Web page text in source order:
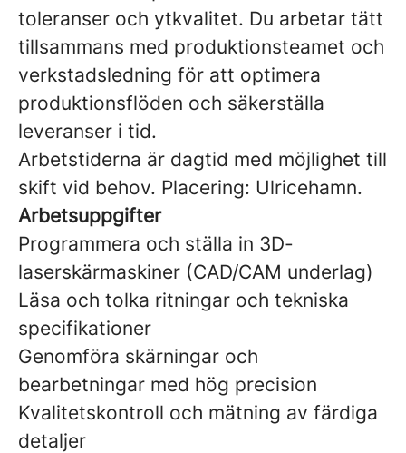
toleranser och ytkvalitet. Du arbetar tätt
tillsammans med produktionsteamet och
verkstadsledning för att optimera
produktionsflöden och säkerställa
leveranser i tid.
Arbetstiderna är dagtid med möjlighet till
skift vid behov. Placering: Ulricehamn.
Arbetsuppgifter
Programmera och ställa in 3D-
laserskärmaskiner (CAD/CAM underlag)
Läsa och tolka ritningar och tekniska
specifikationer
Genomföra skärningar och
bearbetningar med hög precision
Kvalitetskontroll och mätning av färdiga
detaljer